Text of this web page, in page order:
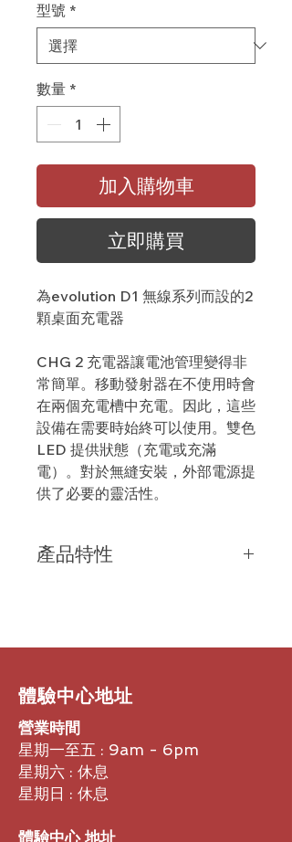
型號 *
數量 *
加入購物車
立即購買
為evolution D1 無線系列而設的2
顆桌面充電器
CHG 2 充電器讓電池管理變得非
常簡單。移動發射器在不使用時會
在兩個充電槽中充電。因此，這些
設備在需要時始終可以使用。雙色
LED 提供狀態（充電或充滿
電）。對於無縫安裝，外部電源提
供了必要的靈活性。
產品特性
​體驗中心地址
營業時間
星期一至五 : 9am - 6pm
星期六 : 休息
星期日 : 休息
體驗中心 地址